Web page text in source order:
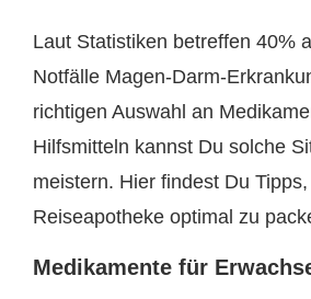
Laut Statistiken betreffen 40%
Notfälle Magen-Darm-
richtigen Auswahl an
Hilfsmitteln kannst Du solche
meistern. Hier findest Du
Reiseapotheke optimal zu
Medikamente für